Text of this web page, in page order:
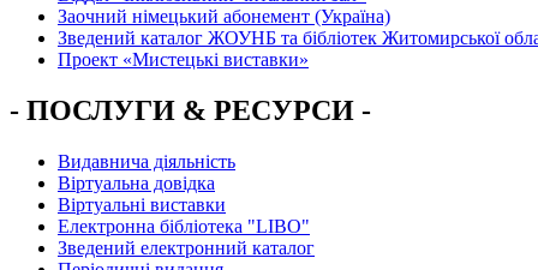
Заочний німецький абонемент (Україна)
Зведений каталог ЖОУНБ та бібліотек Житомирської
Проект «Мистецькі виставки»
- ПОСЛУГИ & РЕСУРСИ -
Видавнича діяльність
Віртуальна довідка
Віртуальні виставки
Електронна бібліотека "LIBO"
Зведений електронний каталог